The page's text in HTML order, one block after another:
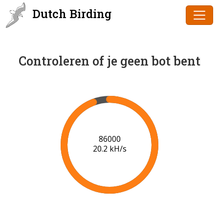
Dutch Birding
Controleren of je geen bot bent
86000
20.2 kH/s